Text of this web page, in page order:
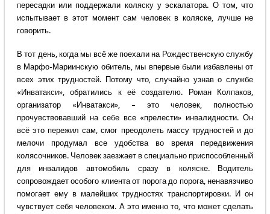
пересадки или поддержали коляску у эскалатора. О том, что
испытывает в этот момент сам человек в коляске, лучше не
говорить.
В тот день, когда мы всё же поехали на Рождественскую службу
в Марфо-Мариинскую обитель, мы впервые были избавлены от
всех этих трудностей. Потому что, случайно узнав о службе
«Инватакси», обратились к её создателю. Роман Колпаков,
организатор «Инватакси», – это человек, полностью
прочувствовавший на себе все «прелести» инвалидности. Он
всё это пережил сам, смог преодолеть массу трудностей и до
мелочи продумал все удобства во время передвижения
колясочников. Человек заезжает в специально приспособленный
для инвалидов автомобиль сразу в коляске. Водитель
сопровождает особого клиента от порога до порога, ненавязчиво
помогает ему в малейших трудностях транспортировки. И он
чувствует себя человеком. А это именно то, что может сделать